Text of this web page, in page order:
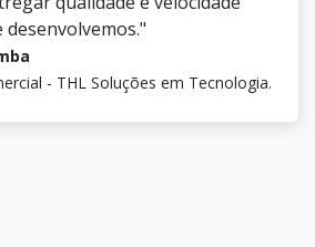
- THL Soluções em Tecnologia.